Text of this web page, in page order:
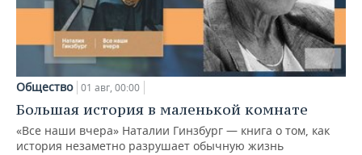
Общество 01 авг, 00:00
Большая история в маленькой комнате
«Все наши вчера» Наталии Гинзбург — книга о том, как
история незаметно разрушает обычную жизнь